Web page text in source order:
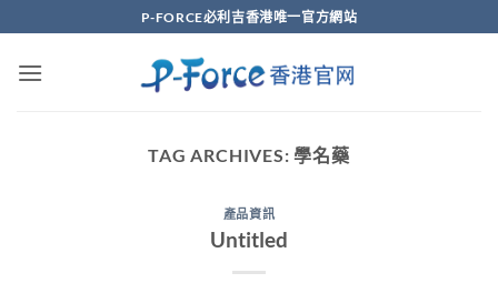
to
content
P-FORCE必利吉香港唯一官方網站
TAG ARCHIVES:學名藥
產品資訊
Untitled